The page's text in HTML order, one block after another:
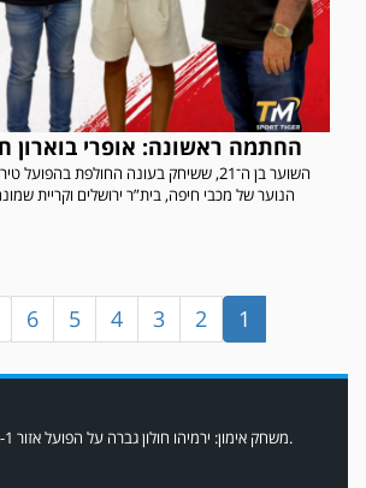
החתמה ראשונה: אופרי בוארון
השוער בן ה־21, ששיחק בעונה החולפת
הנוער של מכבי חיפה, בית”ר ירושלים וקריית
1
2
3
4
5
6